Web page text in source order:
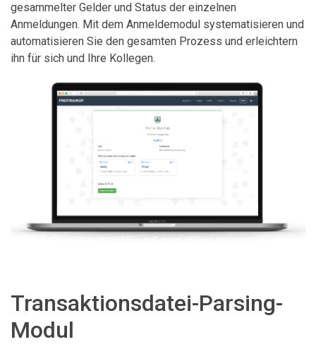
gesammelter Gelder und Status der einzelnen
Anmeldungen. Mit dem Anmeldemodul systematisieren und
automatisieren Sie den gesamten Prozess und erleichtern
ihn für sich und Ihre Kollegen.
Transaktionsdatei-Parsing-
Modul